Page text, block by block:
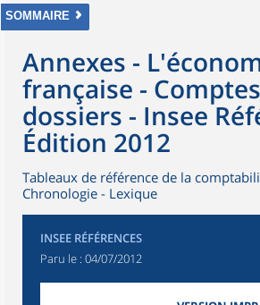
SOMMAIRE
Annexes -
française -
dossiers - Insee
Édition 2012
Tableaux de référence de la
Chronologie - Lexique
INSEE RÉFÉRENCES
Paru le : 04/07/2012